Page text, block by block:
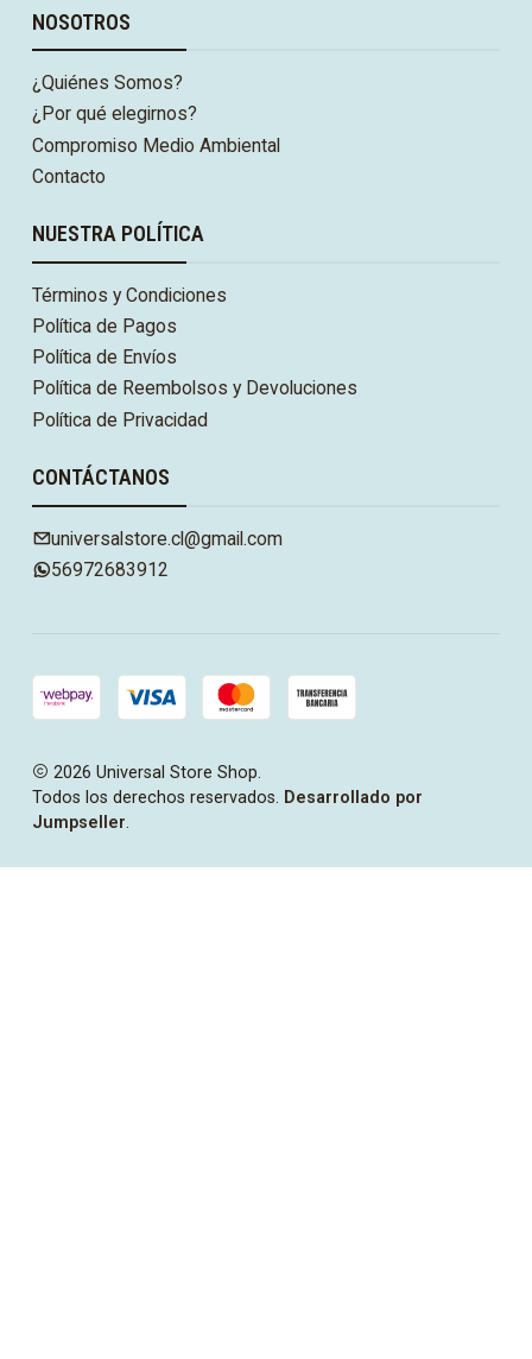
NOSOTROS
¿Quiénes Somos?
¿Por qué elegirnos?
Compromiso Medio Ambiental
Contacto
NUESTRA POLÍTICA
Términos y Condiciones
Política de Pagos
Política de Envíos
Política de Reembolsos y Devoluciones
Política de Privacidad
CONTÁCTANOS
universalstore.cl@gmail.com
56972683912
2026 Universal Store Shop.
Todos los derechos reservados. Desarrollado por
Jumpseller.